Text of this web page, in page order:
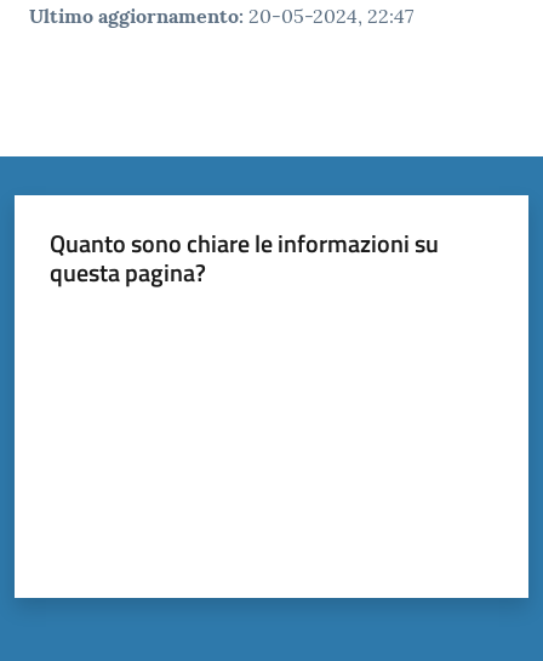
Ultimo aggiornamento: 20-05-2024, 22:47
Quanto sono chiare le informazioni su
questa pagina?